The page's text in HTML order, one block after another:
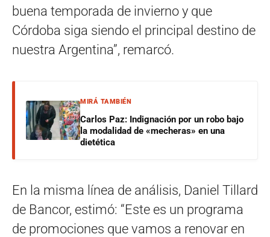
buena temporada de invierno y que
Córdoba siga siendo el principal destino de
nuestra Argentina”, remarcó.
MIRÁ TAMBIÉN
Carlos Paz: Indignación por un robo bajo
la modalidad de «mecheras» en una
dietética
En la misma línea de análisis, Daniel Tillard
de Bancor, estimó: “Este es un programa
de promociones que vamos a renovar en